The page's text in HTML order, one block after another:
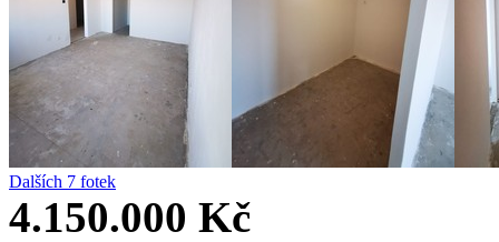
Dalších 7 fotek
4.150.000 Kč